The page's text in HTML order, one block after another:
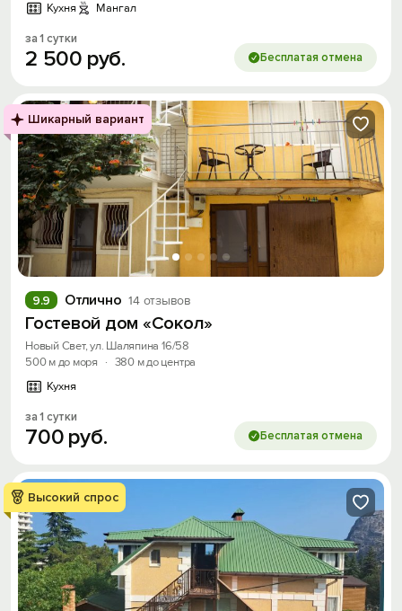
Кухня
Мангал
за 1 сутки
2 500 руб. Бесплатая отмена
Шикарный вариант
Отлично 14 отзывов
9.9
Гостевой дом «Сокол»
Новый Свет, ул. Шаляпина 16/58
500 м до моря
· 380 м до центра
Кухня
за 1 сутки
700 руб. Бесплатая отмена
Высокий спрос